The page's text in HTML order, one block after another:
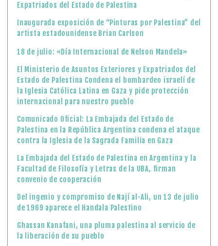
Expatriados del Estado de Palestina
Inaugurada exposición de “Pinturas por Palestina” del
artista estadounidense Brian Carlson
18 de julio: «Día Internacional de Nelson Mandela»
El Ministerio de Asuntos Exteriores y Expatriados del
Estado de Palestina Condena el bombardeo israelí de
la Iglesia Católica Latina en Gaza y pide protección
internacional para nuestro pueblo
Comunicado Oficial: La Embajada del Estado de
Palestina en la República Argentina condena el ataque
contra la Iglesia de la Sagrada Familia en Gaza
La Embajada del Estado de Palestina en Argentina y la
Facultad de Filosofía y Letras de la UBA, firman
convenio de cooperación
Del ingenio y compromiso de Nají al-Ali, un 13 de julio
de 1969 aparece el Handala Palestino
Ghassan Kanafani, una pluma palestina al servicio de
la liberación de su pueblo